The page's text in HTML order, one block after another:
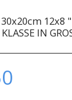
30x20cm 12x8
IN